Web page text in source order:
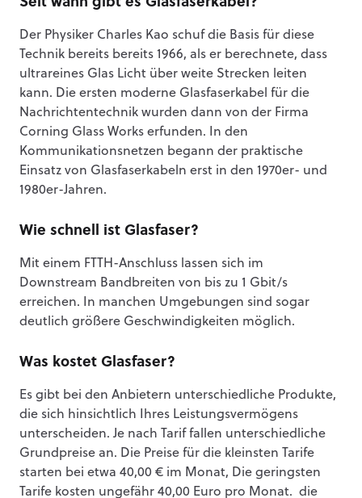
Der Physiker Charles Kao schuf die Basis für diese
Technik bereits bereits 1966, als er berechnete, dass
ultrareines Glas Licht über weite Strecken leiten
kann. Die ersten moderne Glasfaserkabel für die
Nachrichtentechnik wurden dann von der Firma
Corning Glass Works erfunden. In den
Kommunikationsnetzen begann der praktische
Einsatz von Glasfaserkabeln erst in den 1970er- und
1980er-Jahren.
Wie schnell ist Glasfaser?
Mit einem FTTH-Anschluss lassen sich im
Downstream Bandbreiten von bis zu 1 Gbit/s
erreichen. In manchen Umgebungen sind sogar
deutlich größere Geschwindigkeiten möglich.
Was kostet Glasfaser?
Es gibt bei den Anbietern unterschiedliche Produkte,
die sich hinsichtlich Ihres Leistungsvermögens
unterscheiden. Je nach Tarif fallen unterschiedliche
Grundpreise an. Die Preise für die kleinsten Tarife
starten bei etwa 40,00 € im Monat, Die geringsten
Tarife kosten ungefähr 40,00 Euro pro Monat. die